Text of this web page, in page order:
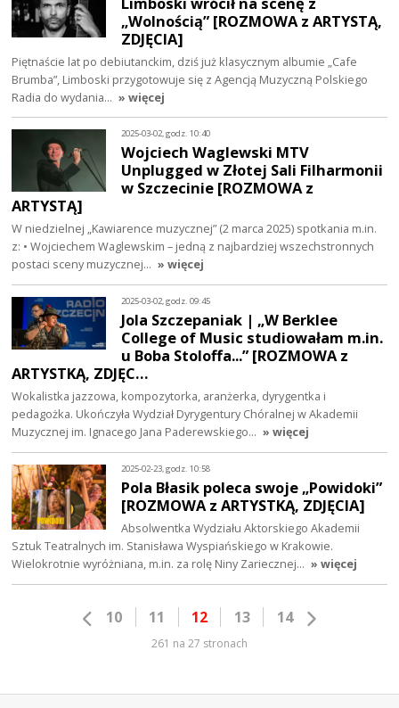
„Wolnością” [ROZMOWA z ARTYSTĄ,
ZDJĘCIA]
Piętnaście lat po debiutanckim, dziś już klasycznym albumie „Cafe
Brumba”, Limboski przygotowuje się z Agencją Muzyczną Polskiego
Radia do wydania… » więcej
2025-03-02, godz. 10:40
Wojciech Waglewski MTV
Unplugged w Złotej Sali Filharmonii
w Szczecinie [ROZMOWA z
ARTYSTĄ]
W niedzielnej „Kawiarence muzycznej” (2 marca 2025) spotkania m.in.
z: • Wojciechem Waglewskim – jedną z najbardziej wszechstronnych
postaci sceny muzycznej… » więcej
2025-03-02, godz. 09:45
Jola Szczepaniak | „W Berklee
College of Music studiowałam m.in.
u Boba Stoloffa...” [ROZMOWA z
ARTYSTKĄ, ZDJĘC…
Wokalistka jazzowa, kompozytorka, aranżerka, dyrygentka i
pedagożka. Ukończyła Wydział Dyrygentury Chóralnej w Akademii
Muzycznej im. Ignacego Jana Paderewskiego… » więcej
2025-02-23, godz. 10:58
Pola Błasik poleca swoje „Powidoki”
[ROZMOWA z ARTYSTKĄ, ZDJĘCIA]
Absolwentka Wydziału Aktorskiego Akademii
Sztuk Teatralnych im. Stanisława Wyspiańskiego w Krakowie.
Wielokrotnie wyróżniana, m.in. za rolę Niny Zariecznej… » więcej
10 11 12 13 14
261 na 27 stronach